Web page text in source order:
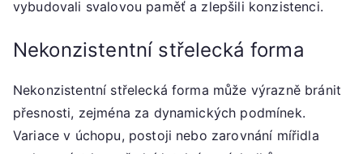
vybudovali svalovou paměť a zlepšili konzistenci.
Nekonzistentní střelecká forma
Nekonzistentní střelecká forma může výrazně bránit
přesnosti, zejména za dynamických podmínek.
Variace v úchopu, postoji nebo zarovnání mířidla